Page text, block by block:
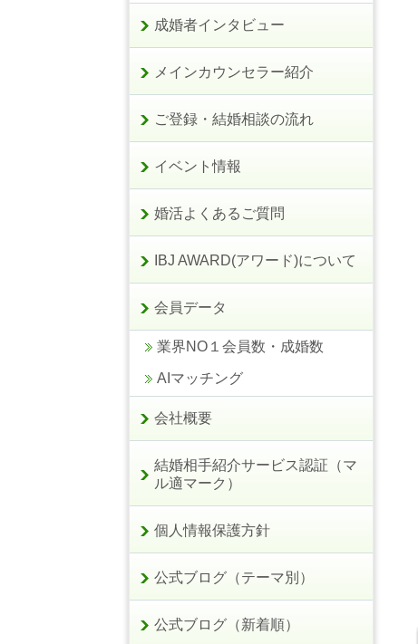
成婚者インタビュー
メインカウンセラー紹介
ご登録・結婚相談の流れ
イベント情報
婚活よくあるご質問
IBJ AWARD(アワード)について
会員データ
業界NO１会員数・成婚数
AIマッチング
会社概要
結婚相手紹介サービス認証（マ
ル適マーク）
個人情報保護方針
公式ブログ（テーマ別）
公式ブログ（新着順）